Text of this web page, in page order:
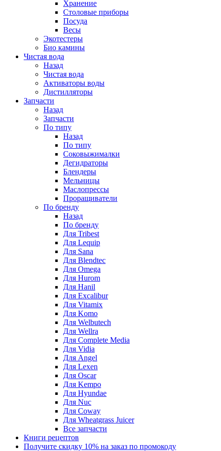
Хранение
Столовые приборы
Посуда
Весы
Экотестеры
Био камины
Чистая вода
Назад
Чистая вода
Активаторы воды
Дистилляторы
Запчасти
Назад
Запчасти
По типу
Назад
По типу
Соковыжималки
Дегидраторы
Блендеры
Мельницы
Маслопрессы
Проращиватели
По бренду
Назад
По бренду
Для Tribest
Для Lequip
Для Sana
Для Blendtec
Для Omega
Для Hurom
Для Hanil
Для Excalibur
Для Vitamix
Для Komo
Для Welbutech
Для Wellra
Для Complete Media
Для Vidia
Для Angel
Для Lexen
Для Oscar
Для Kempo
Для Hyundae
Для Nuc
Для Coway
Для Wheatgrass Juicer
Все запчасти
Книги рецептов
Получите скидку 10% на заказ по промокоду